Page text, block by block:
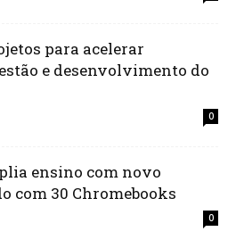
para acelerar
e desenvolvimento do
0
ensino com novo
com 30 Chromebooks
0